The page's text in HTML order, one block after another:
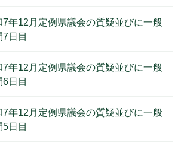
7年12月定例県議会の質疑並びに一般
7日目
7年12月定例県議会の質疑並びに一般
6日目
7年12月定例県議会の質疑並びに一般
5日目